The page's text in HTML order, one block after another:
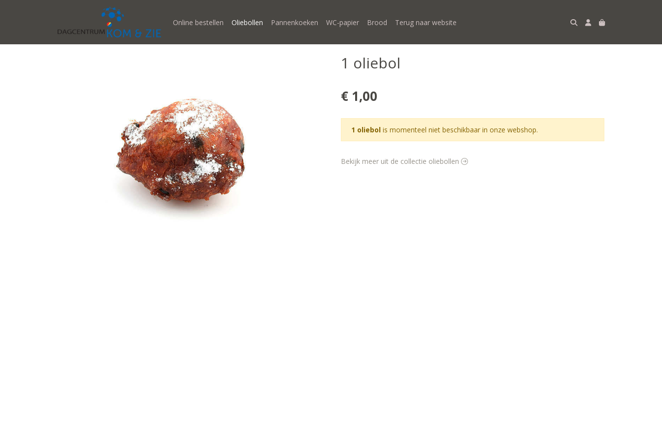
Online bestellen Oliebollen Pannenkoeken WC-papier Brood Terug naar website
1 oliebol
€ 1,00
1 oliebol is momenteel niet beschikbaar in onze webshop.
Bekijk meer uit de collectie oliebollen